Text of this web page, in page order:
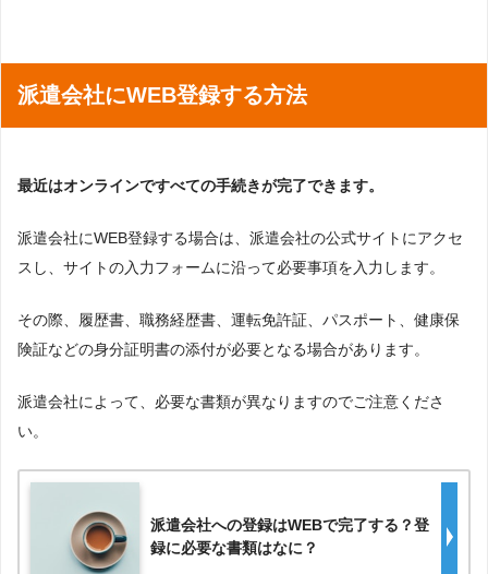
派遣会社にWEB登録する方法
最近はオンラインですべての手続きが完了できます。
派遣会社にWEB登録する場合は、派遣会社の公式サイトにアクセ
スし、サイトの入力フォームに沿って必要事項を入力します。
その際、履歴書、職務経歴書、運転免許証、パスポート、健康保
険証などの身分証明書の添付が必要となる場合があります。
派遣会社によって、必要な書類が異なりますのでご注意くださ
い。
派遣会社への登録はWEBで完了する？登
録に必要な書類はなに？